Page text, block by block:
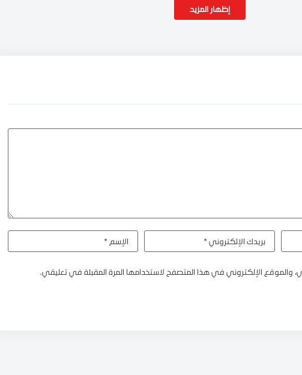
إظهار المزيد
والموقع الإلكتروني في هذا المتصفح لاستخدامها المرة المقبلة في تعليقي.